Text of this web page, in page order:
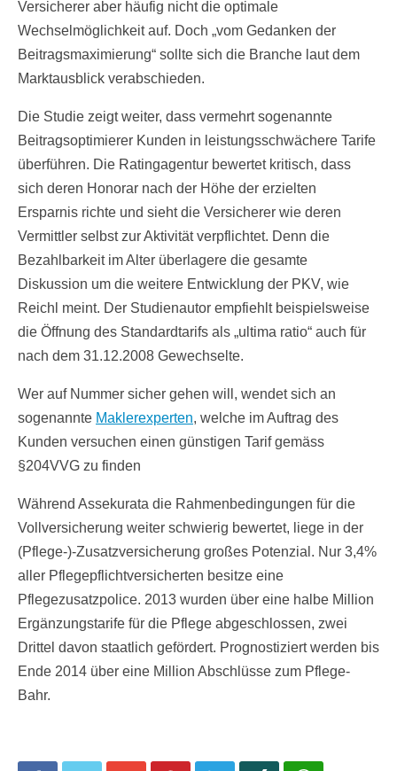
Versicherer aber häufig nicht die optimale
Wechselmöglichkeit auf. Doch „vom Gedanken der
Beitragsmaximierung“ sollte sich die Branche laut dem
Marktausblick verabschieden.
Die Studie zeigt weiter, dass vermehrt sogenannte
Beitragsoptimierer Kunden in leistungsschwächere Tarife
überführen. Die Ratingagentur bewertet kritisch, dass
sich deren Honorar nach der Höhe der erzielten
Ersparnis richte und sieht die Versicherer wie deren
Vermittler selbst zur Aktivität verpflichtet. Denn die
Bezahlbarkeit im Alter überlagere die gesamte
Diskussion um die weitere Entwicklung der PKV, wie
Reichl meint. Der Studienautor empfiehlt beispielsweise
die Öffnung des Standardtarifs als „ultima ratio“ auch für
nach dem 31.12.2008 Gewechselte.
Wer auf Nummer sicher gehen will, wendet sich an
sogenannte Maklerexperten, welche im Auftrag des
Kunden versuchen einen günstigen Tarif gemäss
§204VVG zu finden
Während Assekurata die Rahmenbedingungen für die
Vollversicherung weiter schwierig bewertet, liege in der
(Pflege-)-Zusatzversicherung großes Potenzial. Nur 3,4%
aller Pflegepflichtversicherten besitze eine
Pflegezusatzpolice. 2013 wurden über eine halbe Million
Ergänzungstarife für die Pflege abgeschlossen, zwei
Drittel davon staatlich gefördert. Prognostiziert werden bis
Ende 2014 über eine Million Abschlüsse zum Pflege-
Bahr.